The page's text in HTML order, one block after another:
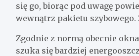
się go, biorąc pod uwagę
wewnątrz pakietu szybowego.
Zgodnie z normą obecnie
szuka się bardziej